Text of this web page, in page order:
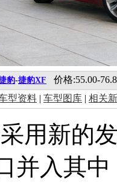
豹-捷豹XF
价格:55.00-
型资料 | 车型图库 | 相关
用新的
并入其